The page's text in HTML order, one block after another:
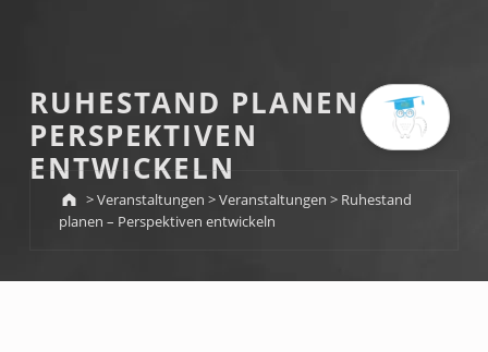
RUHESTAND PLANEN –
PERSPEKTIVEN
ENTWICKELN
>Veranstaltungen >Veranstaltungen > Ruhestand
planen – Perspektiven entwickeln